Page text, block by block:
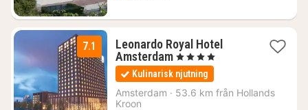
7.1
Leonardo Royal Hotel
Amsterdam1
natt
från
1101
, 4 Stjärnor
Kulinarisk njutning
Amsterdam · 53.6 km från Hollands
Kroon